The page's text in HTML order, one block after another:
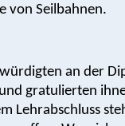
von Seilbahnen.
an der
gratulierten
Lehrabschluss